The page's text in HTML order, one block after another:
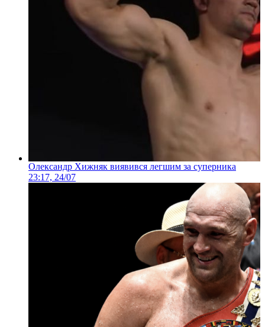
Олександр Хижняк виявився легшим за суперника
23:17, 24/07